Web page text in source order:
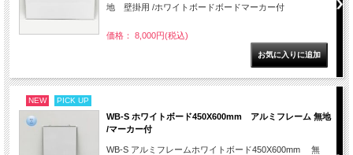
地 壁掛用 /ホワイトボードボードマーカー付
価格： 8,000円(税込)
NEW PICK UP
WB-S ホワイトボード450X600mm アルミフレーム 無地
/マーカー付
WB-S アルミフレームホワイトボード450X600mm 無